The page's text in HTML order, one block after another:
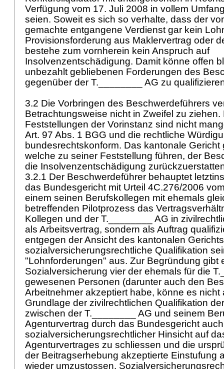
Verfügung vom 17. Juli 2008 in vollem
seien. Soweit es sich so verhalte, dass der
gemachte entgangene Verdienst gar kein
Provisionsforderung aus Maklervertrag oder
bestehe zum vornherein kein Anspruch auf
Insolvenzentschädigung. Damit könne offen
unbezahlt gebliebenen Forderungen des
gegenüber der T.________ AG zu
3.2 Die Vorbringen des Beschwerdeführers
Betrachtungsweise nicht in Zweifel zu
Feststellungen der Vorinstanz sind nicht
Art. 97 Abs. 1 BGG und die rechtliche
bundesrechtskonform. Das kantonale Gericht
welche zu seiner Feststellung führen, der
die Insolvenzentschädigung
3.2.1 Der Beschwerdeführer behauptet
das Bundesgericht mit Urteil 4C.276/2006
einem seinen Berufskollegen mit ehemals
betreffenden Pilotprozess das
Kollegen und der T.________ AG in
als Arbeitsvertrag, sondern als Auftrag
entgegen der Ansicht des kantonalen
sozialversicherungsrechtliche Qualifikation
"Lohnforderungen" aus. Zur Begründung gibt
Sozialversicherung vier der ehemals für die
gewesenen Personen (darunter auch den
Arbeitnehmer akzeptiert habe, könne es nicht
Grundlage der zivilrechtlichen Qualifikation
zwischen der T.________ AG und seinem
Agenturvertrag durch das Bundesgericht
sozialversicherungsrechtlicher Hinsicht auf
Agenturvertrages zu schliessen und die
der Beitragserhebung akzeptierte Einstufung
wieder umzustossen.